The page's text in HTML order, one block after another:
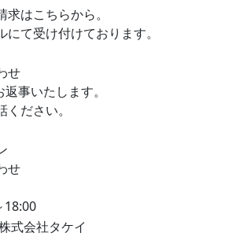
はこちらから。
て受け付けております。
せ
事いたします。
ださい。
せ
18:00